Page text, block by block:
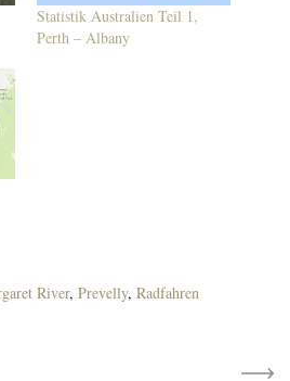
Statistik Australien Teil 1,
Perth – Albany
River, Prevelly, Radfahren